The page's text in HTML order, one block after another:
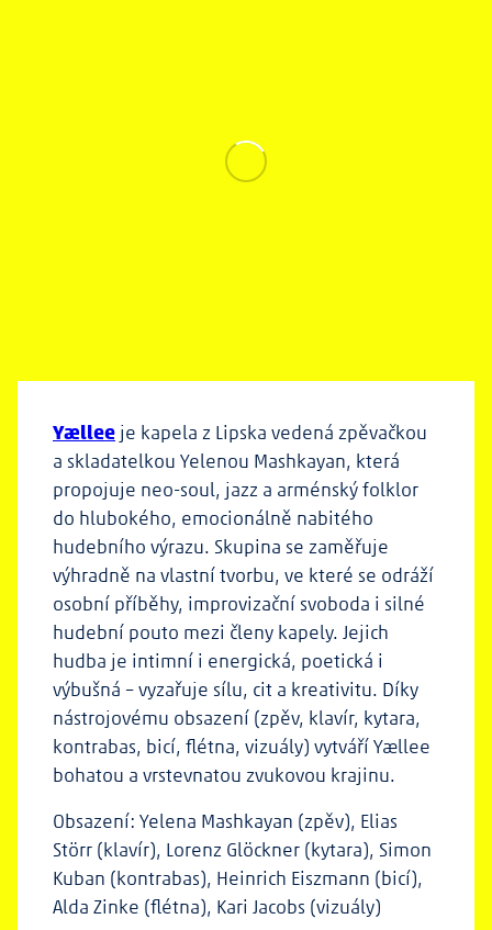
Yællee je kapela z Lipska vedená zpěvačkou
a skladatelkou Yelenou Mashkayan, která
propojuje neo-soul, jazz a arménský folklor
do hlubokého, emocionálně nabitého
hudebního výrazu. Skupina se zaměřuje
výhradně na vlastní tvorbu, ve které se odráží
osobní příběhy, improvizační svoboda i silné
hudební pouto mezi členy kapely. Jejich
hudba je intimní i energická, poetická i
výbušná – vyzařuje sílu, cit a kreativitu. Díky
nástrojovému obsazení (zpěv, klavír, kytara,
kontrabas, bicí, flétna, vizuály) vytváří Yællee
bohatou a vrstevnatou zvukovou krajinu.
Obsazení: Yelena Mashkayan (zpěv), Elias
Störr (klavír), Lorenz Glöckner (kytara), Simon
Kuban (kontrabas), Heinrich Eiszmann (bicí),
Alda Zinke (flétna), Kari Jacobs (vizuály)